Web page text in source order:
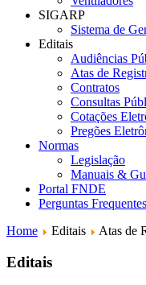
SIGARP
Sistema de
Editais
Audiências
Atas de
Contratos
Consultas
Cotações
Pregões
Normas
Legislação
Manuais &
Portal FNDE
Perguntas Frequentes
Home
Editais Atas de
Editais